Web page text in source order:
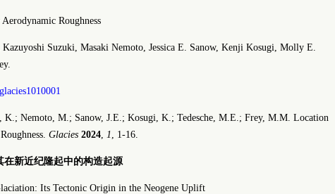
Roughness
Kazuyoshi Suzuki, Masaki Nemoto, Jessica E. Sanow, Kenji Kosugi, Molly E.
K.; Nemoto, M.; Sanow, J.E.; Kosugi, K.; Tedesche, M.E.; Frey, M.M. Location
Glacies 2024, 1, 1-16.
在新近纪隆起中的构造起源
Its Tectonic Origin in the Neogene Uplift